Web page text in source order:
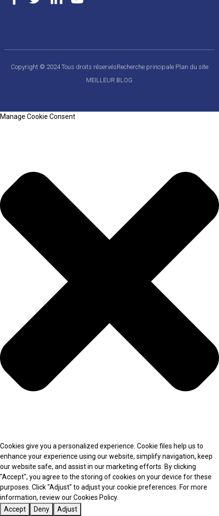
Copyright © 2024 Tous droits réservésRecherche principale Plan du site
MEILLEUR BLOG
Manage Cookie Consent
Cookies give you a personalized experience. Cookie files help us to
enhance your experience using our website, simplify navigation, keep
our website safe, and assist in our marketing efforts. By clicking
"Accept", you agree to the storing of cookies on your device for these
purposes. Click "Adjust" to adjust your cookie preferences. For more
information, review our Cookies Policy.
Accept
Deny Adjust